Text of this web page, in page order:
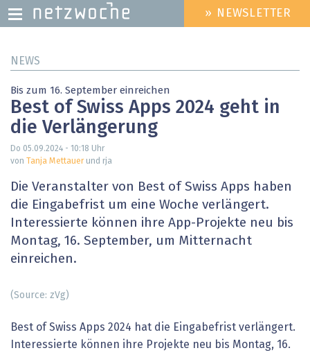
zum
HEADER
MENU
» NEWSLETTER
NEWS
Bis zum 16. September einreichen
Best of Swiss Apps 2024 geht in
die Verlängerung
Do 05.09.2024 - 10:18 Uhr
von
Tanja Mettauerund rja
Die Veranstalter von Best of Swiss Apps haben
die Eingabefrist um eine Woche verlängert.
Interessierte können ihre App-Projekte neu bis
Montag, 16. September, um Mitternacht
einreichen.
(Source: zVg)
Best of Swiss Apps 2024 hat die Eingabefrist verlängert.
Interessierte können ihre Projekte neu bis Montag, 16.